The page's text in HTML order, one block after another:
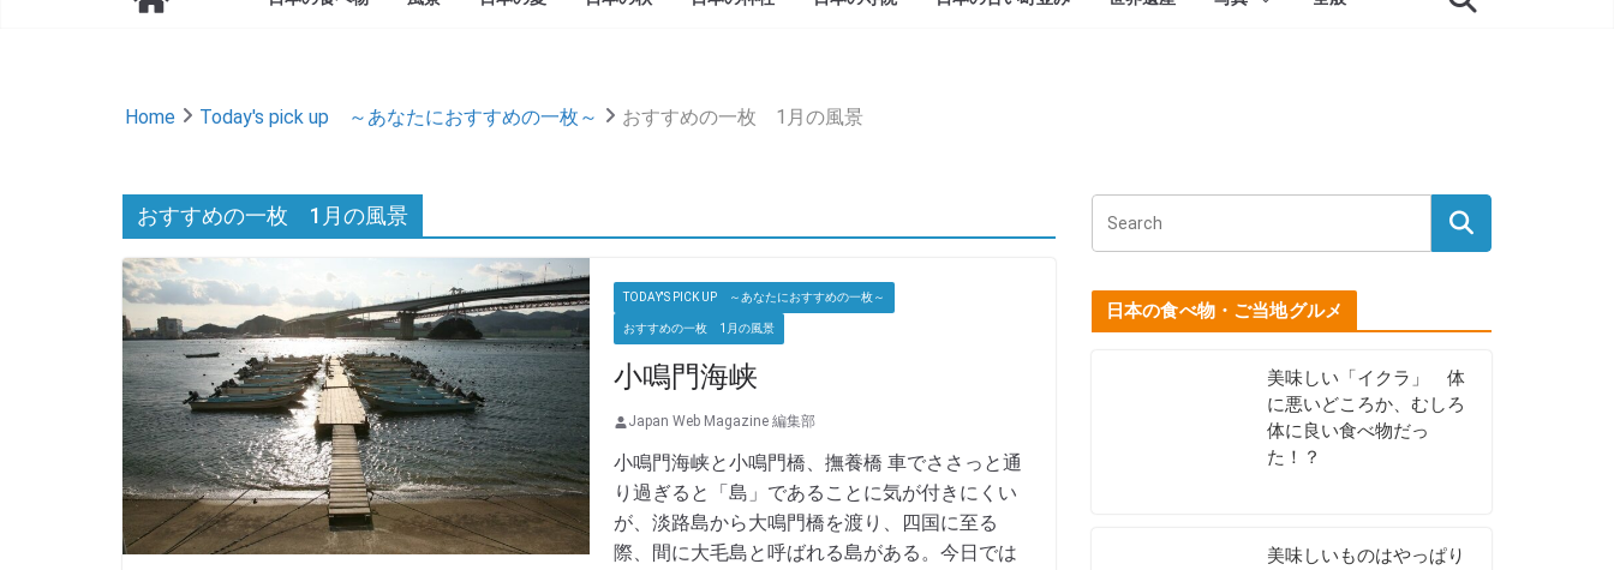
Home Today's pick up ～あなたにおすすめの一枚～ おすすめの一枚 1月の風景
おすすめの一枚 1月の風景
TODAY'S PICK UP ～あなたにおすすめの一枚～
おすすめの一枚 1月の風景
小鳴門海峡
Japan Web Magazine 編集部
小鳴門海峡と小鳴門橋、撫養橋 車でささっと通
り過ぎると「島」であることに気が付きにくい
が、淡路島から大鳴門橋を渡り、四国に至る
際、間に大毛島と呼ばれる島がある。今日では
日本の食べ物・ご当地グルメ
美味しい「イクラ」 体
に悪いどころか、むしろ
体に良い食べ物だっ
た！？
美味しいものはやっぱり